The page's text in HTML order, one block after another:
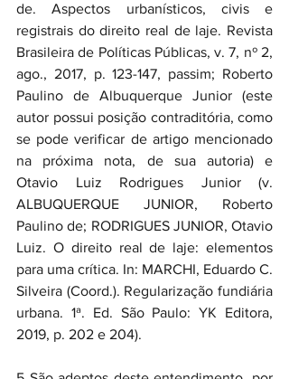
de. Aspectos urbanísticos, civis e
registrais do direito real de laje. Revista
Brasileira de Políticas Públicas, v. 7, nº 2,
ago., 2017, p. 123-147, passim; Roberto
Paulino de Albuquerque Junior (este
autor possui posição contraditória, como
se pode verificar de artigo mencionado
na próxima nota, de sua autoria) e
Otavio Luiz Rodrigues Junior (v.
ALBUQUERQUE JUNIOR, Roberto
Paulino de; RODRIGUES JUNIOR, Otavio
Luiz. O direito real de laje: elementos
para uma crítica. In: MARCHI, Eduardo C.
Silveira (Coord.). Regularização fundiária
urbana. 1ª. Ed. São Paulo: YK Editora,
2019, p. 202 e 204).